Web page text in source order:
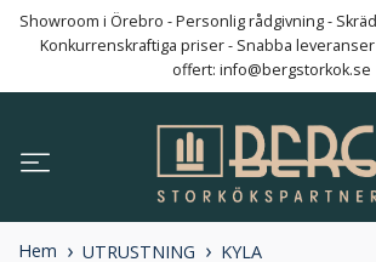
Showroom i Örebro - Personlig rådgivning -
Konkurrenskraftiga priser - Snabba
offert: info@bergstorkok.se
Hem UTRUSTNING
KYLA